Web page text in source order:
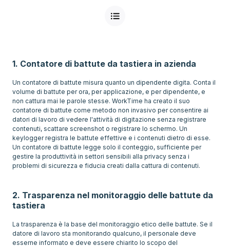
1. Contatore di battute da tastiera in azienda
Un contatore di battute misura quanto un dipendente digita. Conta il
volume di battute per ora, per applicazione, e per dipendente, e
non cattura mai le parole stesse. WorkTime ha creato il suo
contatore di battute come metodo non invasivo per consentire ai
datori di lavoro di vedere l'attività di digitazione senza registrare
contenuti, scattare screenshot o registrare lo schermo. Un
keylogger registra le battute effettive e i contenuti dietro di esse.
Un contatore di battute legge solo il conteggio, sufficiente per
gestire la produttività in settori sensibili alla privacy senza i
problemi di sicurezza e fiducia creati dalla cattura di contenuti.
2. Trasparenza nel monitoraggio delle battute da
tastiera
La trasparenza è la base del monitoraggio etico delle battute. Se il
datore di lavoro sta monitorando qualcuno, il personale deve
esserne informato e deve essere chiarito lo scopo del